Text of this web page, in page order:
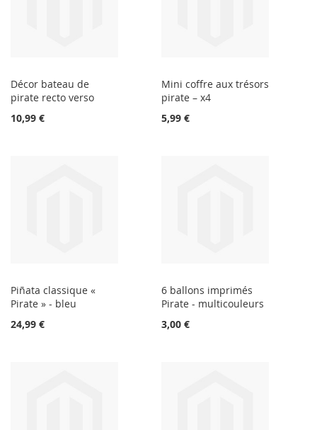
Décor bateau de
pirate recto verso
10,99 €
Mini coffre aux trésors
pirate – x4
5,99 €
Piñata classique «
Pirate » - bleu
24,99 €
6 ballons imprimés
Pirate - multicouleurs
3,00 €